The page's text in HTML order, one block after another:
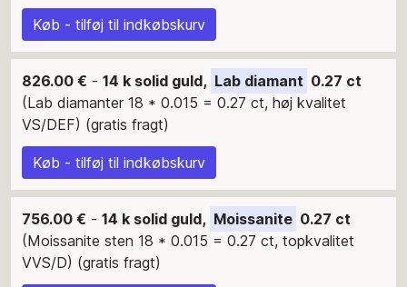
Køb - tilføj til indkøbskurv
826.00 € - 14 k solid guld, Lab diamant 0.27 ct
(Lab diamanter 18 * 0.015 = 0.27 ct, høj kvalitet
VS/DEF) (gratis fragt)
Køb - tilføj til indkøbskurv
756.00 € - 14 k solid guld, Moissanite 0.27 ct
(Moissanite sten 18 * 0.015 = 0.27 ct, topkvalitet
VVS/D) (gratis fragt)